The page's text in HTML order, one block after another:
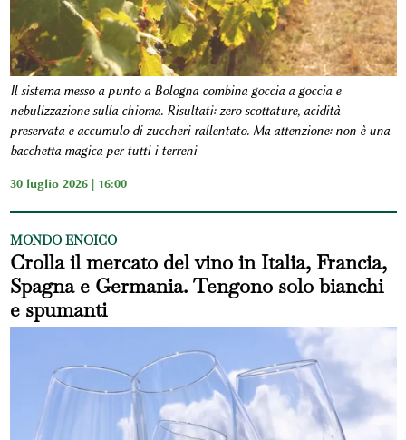
Il sistema messo a punto a Bologna combina goccia a goccia e
nebulizzazione sulla chioma. Risultati: zero scottature, acidità
preservata e accumulo di zuccheri rallentato. Ma attenzione: non è una
bacchetta magica per tutti i terreni
30 luglio 2026 | 16:00
MONDO ENOICO
Crolla il mercato del vino in Italia, Francia,
Spagna e Germania. Tengono solo bianchi
e spumanti